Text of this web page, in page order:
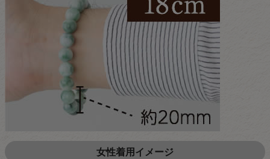
女性着用イメージ